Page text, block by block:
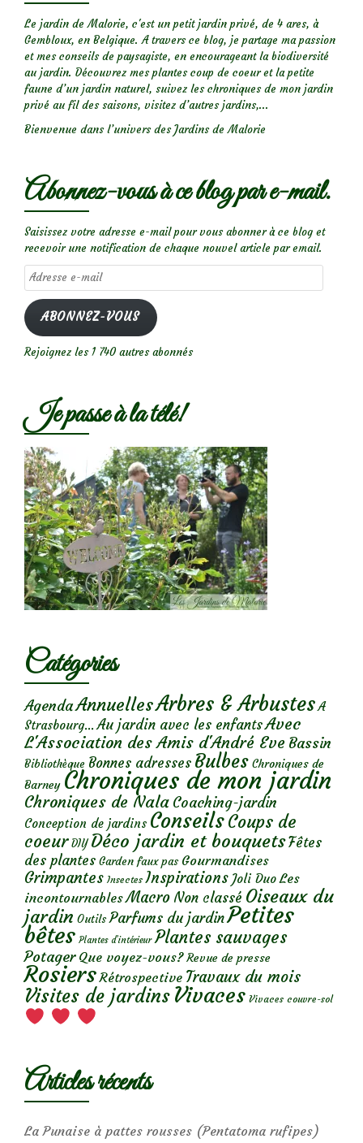
Le jardin de Malorie, c'est un petit jardin privé, de 4 ares, à
Gembloux, en Belgique. A travers ce blog, je partage ma passion
et mes conseils de paysagiste, en encourageant la biodiversité
au jardin. Découvrez mes plantes coup de coeur et la petite
faune d’un jardin naturel, suivez les chroniques de mon jardin
privé au fil des saisons, visitez d’autres jardins,...
Bienvenue dans l’univers des Jardins de Malorie
Abonnez-vous à ce blog par e-mail.
Saisissez votre adresse e-mail pour vous abonner à ce blog et
recevoir une notification de chaque nouvel article par email.
Adresse
e-
mail
ABONNEZ-VOUS
Rejoignez les 1 740 autres abonnés
Je passe à la télé!
Catégories
AgendaAnnuellesArbres & Arbustes A
Strasbourg... Au jardin avec les enfantsAvec
L'Association des Amis d'André Eve Bassin
Bibliothèque Bonnes adresses Bulbes Chroniques de
Barney Chroniques de mon jardin
Chroniques de Nala Coaching-jardin
Conception de jardins ConseilsCoups de
coeur DIY Déco jardin et bouquetsFêtes
des plantes Garden faux pas Gourmandises
Grimpantes Insectes Inspirations Joli Duo Les
incontournables Macro Non classé Oiseaux du
jardin Outils Parfums du jardinPetites
bêtes Plantes d’intérieur Plantes sauvages
Potager Que voyez-vous? Revue de presse
Rosiers Rétrospective Travaux du mois
Visites de jardins Vivaces Vivaces couvre-sol
Articles récents
La Punaise à pattes rousses (Pentatoma rufipes)